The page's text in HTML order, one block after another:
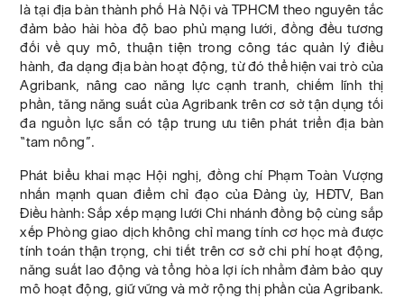
là tại địa bàn thành phố Hà Nội và TPHCM theo nguyên tắc
đảm bảo hài hòa độ bao phủ mạng lưới, đồng đều tương
đối về quy mô, thuận tiện trong công tác quản lý điều
hành, đa dạng địa bàn hoạt động, từ đó thể hiện vai trò của
Agribank, nâng cao năng lực cạnh tranh, chiếm lĩnh thị
phần, tăng năng suất của Agribank trên cơ sở tận dụng tối
đa nguồn lực sẵn có tập trung ưu tiên phát triển địa bàn
“tam nông”.
Phát biểu khai mạc Hội nghị, đồng chí Phạm Toàn Vượng
nhấn mạnh quan điểm chỉ đạo của Đảng ủy, HĐTV, Ban
Điều hành: Sắp xếp mạng lưới Chi nhánh đồng bộ cùng sắp
xếp Phòng giao dịch không chỉ mang tính cơ học mà được
tính toán thận trọng, chi tiết trên cơ sở chi phí hoạt động,
năng suất lao động và tổng hòa lợi ích nhằm đảm bảo quy
mô hoạt động, giữ vững và mở rộng thị phần của Agribank.